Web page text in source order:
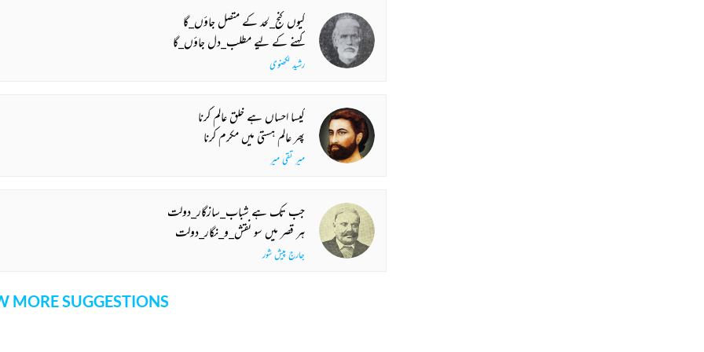
کیوں کنج_لحد کے متصل جاؤں_گا
کہنے کے لیے مطلب_دل جاؤں_گا
رشید لکھنوی
کیسا احساں ہے خلق عالم کرنا
پھر عالم ہستی میں مکرم کرنا
میر تقی میر
جب تک ہے شباب_سازگار_دولت
ہر قصر میں سو نقش_و_نگار_دولت
جارج پیش شور
MORE SUGGESTIONS